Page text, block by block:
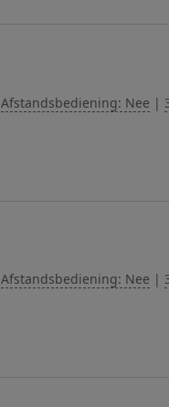
Afstandsbediening: Nee |
Afstandsbediening: Nee |